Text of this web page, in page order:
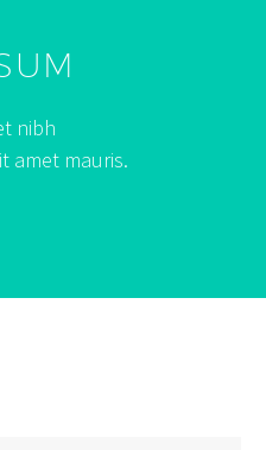
nibh
amet mauris.